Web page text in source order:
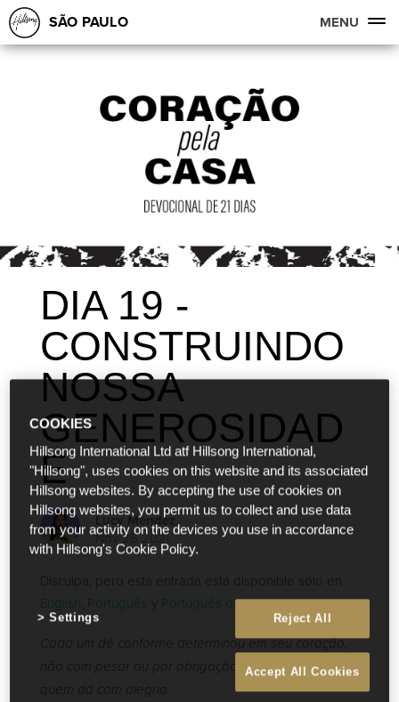
SÃO PAULO MENU
DIA 19 -
CONSTRUINDO
NOSSA
GENEROSIDAD
E
Lucy Mendez
Nov 26 2021
Disculpa, pero esta entrada está disponible sólo en
English, Português y Português do Brasil.
Cada um dê conforme determinou em seu coração,
não com pesar ou por obrigação, pois Deus ama
quem dá com alegria.
COOKIES
Hillsong International Ltd atf Hillsong International,
"Hillsong", uses cookies on this website and its associated
Hillsong websites. By accepting the use of cookies on
Hillsong websites, you permit us to collect and use data
from your activity on the devices you use in accordance
with Hillsong's Cookie Policy.
Reject All
Accept All Cookies
Settings